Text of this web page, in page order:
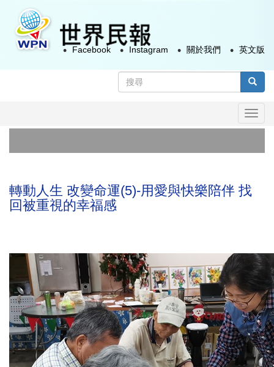
容
搜
尋
Facebook Instagram 關於我們 英文版
轉動人生 改變命運(5)-用愛與快樂陪伴 找
回被重視的幸福感